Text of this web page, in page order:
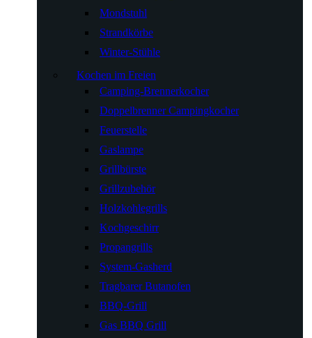
Mondstuhl
Strandkörbe
Winter-Stühle
Kochen im Freien
Camping-Brennerkocher
Doppelbrenner Campingkocher
Feuerstelle
Gaslampe
Grillbürste
Grillzubehör
Holzkohlegrills
Kochgeschirr
Propangrills
System-Gasherd
Tragbarer Butanofen
BBQ-Grill
Gas BBQ Grill